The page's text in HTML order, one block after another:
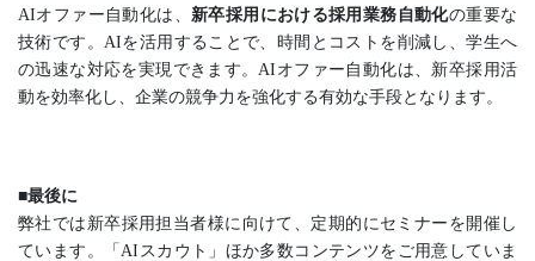
AIオファー自動化は、 新卒採用における採用業務自動化の重要な
技術です。AIを活用することで、時間とコストを削減し、学生へ
の迅速な対応を実現できます。AIオファー自動化は、新卒採用活
動を効率化し、企業の競争力を強化する有効な手段となります。
■最後に
弊社では新卒採用担当者様に向けて、定期的にセミナーを開催し
ています。「AIスカウト」ほか多数コンテンツをご用意していま